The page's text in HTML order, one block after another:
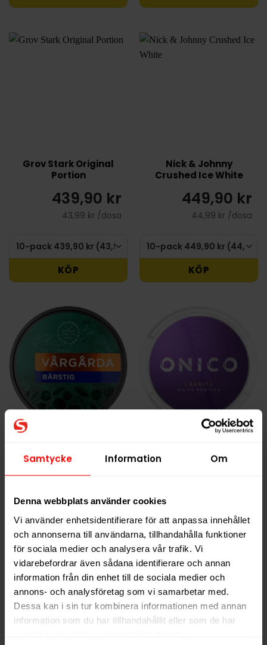
Samtycke Information Om
Denna webbplats använder cookies
Vi använder enhetsidentifierare för att anpassa innehållet
och annonserna till användarna, tillhandahålla funktioner
för sociala medier och analysera vår trafik. Vi
vidarebefordrar även sådana identifierare och annan
information från din enhet till de sociala medier och
annons- och analysföretag som vi samarbetar med.
Dessa kan i sin tur kombinera informationen med annan
information som du har tillhandahållit eller som de har
Grov Stark Original
Portion
439,90 kr
43,99 kr /dosa
KÖP
Nick & Johnny
Crushed Ice White
449,90 kr
44,99 kr /dosa
KÖP
279,90 kr
KÖP
Onico Lakrits White
KÖP